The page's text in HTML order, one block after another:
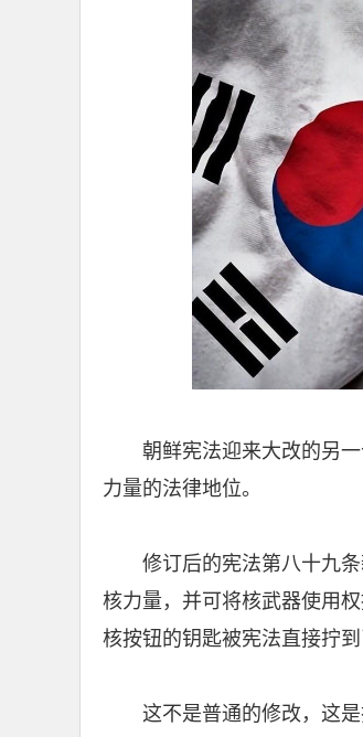
朝鲜宪法迎来大改的另
力量的法律地位。
修订后的宪法第八十九
核力量，并可将核武器使用
核按钮的钥匙被宪法直接拧到
这不是普通的修改，这